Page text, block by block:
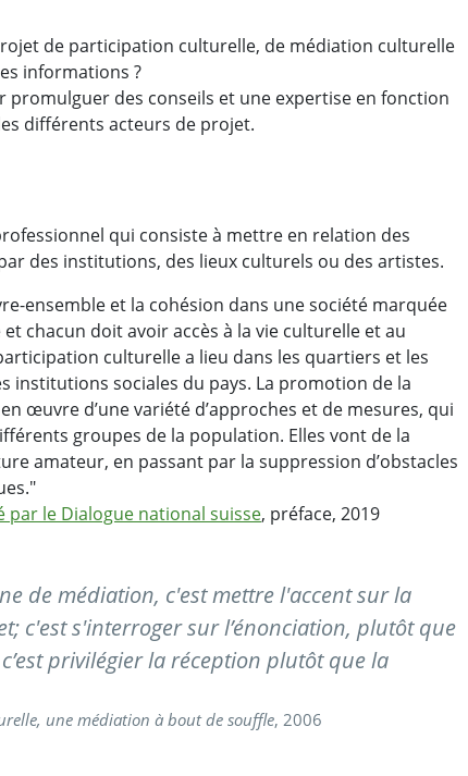
de participation culturelle, de médiation culturelle
informations ?
des conseils et une expertise en fonction
différents acteurs de projet.
qui consiste à mettre en relation des
des institutions, des lieux culturels ou des artistes.
ensemble et la cohésion dans une société marquée
chacun doit avoir accès à la vie culturelle et au
culturelle a lieu dans les quartiers et les
institutions sociales du pays. La promotion de la
œuvre d’une variété d’approches et de mesures, qui
groupes de la population. Elles vont de la
amateur, en passant par la suppression d’obstacles
le Dialogue national suisse, préface, 2019
de médiation, c'est mettre l'accent sur la
c'est s'interroger sur l’énonciation, plutôt que
privilégier la réception plutôt que la
une médiation à bout de souffle, 2006